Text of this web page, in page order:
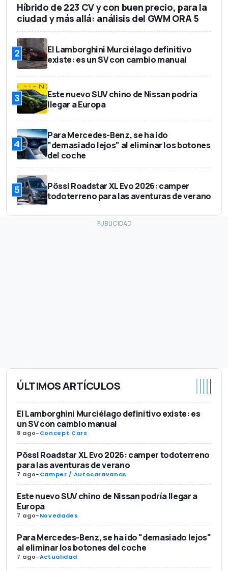
Híbrido de 223 CV y con buen precio, para la
ciudad y más allá: análisis del GWM ORA 5
2
El Lamborghini Murciélago definitivo
existe: es un SV con cambio manual
3
Este nuevo SUV chino de Nissan podría
llegar a Europa
4
Para Mercedes-Benz, se ha ido
"demasiado lejos" al eliminar los botones
del coche
5
Pössl Roadstar XL Evo 2026: camper
todoterreno para las aventuras de verano
ÚLTIMOS ARTÍCULOS
El Lamborghini Murciélago definitivo existe: es
un SV con cambio manual
8 ago-Concept Cars
Pössl Roadstar XL Evo 2026: camper todoterreno
para las aventuras de verano
7 ago-Camper / Autocaravanas
Este nuevo SUV chino de Nissan podría llegar a
Europa
7 ago-Novedades
Para Mercedes-Benz, se ha ido "demasiado lejos"
al eliminar los botones del coche
7 ago-Actualidad